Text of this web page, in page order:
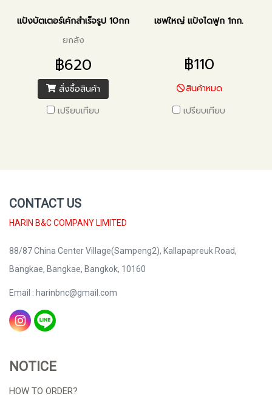
แป้งบัตเตอร์เค้กสำเร็จรูป 10กก
ยกลัง
฿620
สั่งซื้อสินค้า
เปรียบเทียบ
เชฟใหญ่ แป้งไดฟูก 1กก.
฿110
สินค้าหมด
เปรียบเทียบ
CONTACT US
HARIN B&C COMPANY LIMITED
88/87 China Center Village(Sampeng2), Kallapapreuk Road,
Bangkae, Bangkae, Bangkok, 10160
Email : harinbnc@gmail.com
NOTICE
HOW TO ORDER?